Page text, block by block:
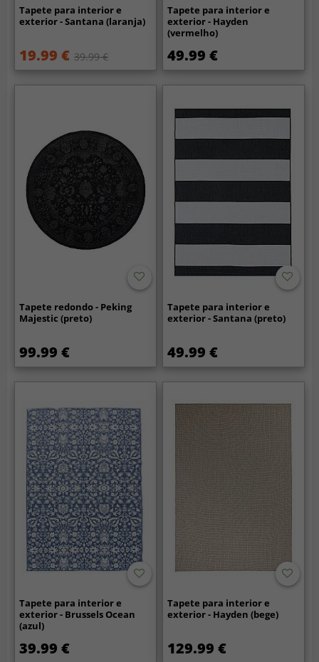
Tapete para interior e
exterior - Santana (laranja)
19.99 € 39.99 €
Tapete para interior e
exterior - Hayden
(vermelho)
49.99 €
Tapete redondo - Peking
Majestic (preto)
99.99 €
Tapete para interior e
exterior - Santana (preto)
49.99 €
Tapete para interior e
exterior - Brussels Ocean
(azul)
39.99 €
Tapete para interior e
exterior - Hayden (bege)
129.99 €